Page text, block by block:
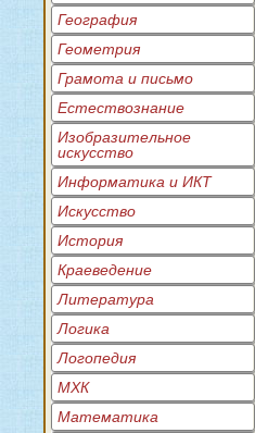
География
Геометрия
Грамота и письмо
Естествознание
Изобразительное
искусство
Информатика и ИКТ
Искусство
История
Краеведение
Литература
Логика
Логопедия
МХК
Математика